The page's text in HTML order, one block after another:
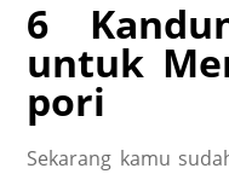
6
untuk
pori
Sekarang kamu